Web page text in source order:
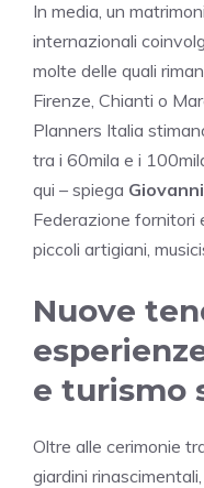
In media, un
internazionali
molte delle quali
Firenze, Chianti o
Planners Italia
tra i 60mila e i
qui – spiega
Federazione
piccoli artigiani,
Nuove
e turismo
Oltre alle cerimonie
giardini